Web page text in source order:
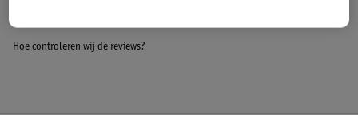
Hoe controleren wij de reviews?